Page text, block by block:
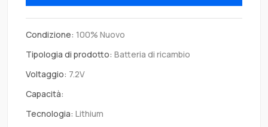
Condizione: 100% Nuovo
Tipologia di prodotto: Batteria di ricambio
Voltaggio: 7.2V
Capacità:
Tecnologia: Lithium